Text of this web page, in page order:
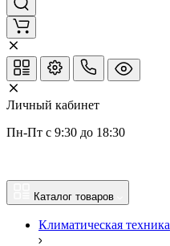
Личный кабинет
Пн-Пт с 9:30 до 18:30
Каталог товаров
Климатическая техника